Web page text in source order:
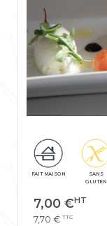
FAIT MAISON
SANS
GLUTEN
7,00 €HT
7,70 € TTC